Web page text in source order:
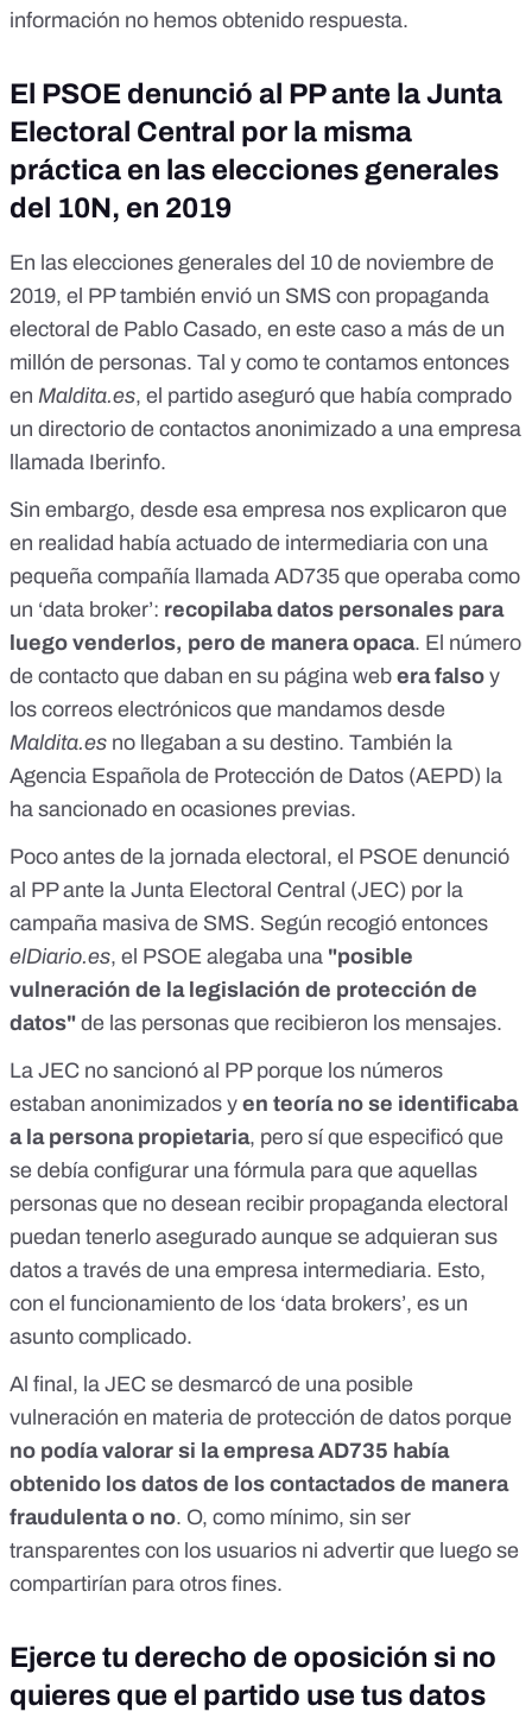
información no hemos obtenido respuesta.
El PSOE denunció al PP ante la Junta
Electoral Central por la misma
práctica en las elecciones generales
del 10N, en 2019
En las elecciones generales del 10 de noviembre de
2019, el PP también envió un SMS con propaganda
electoral de Pablo Casado, en este caso a más de un
millón de personas. Tal y como te contamos entonces
en Maldita.es, el partido aseguró que había comprado
un directorio de contactos anonimizado a una empresa
llamada Iberinfo.
Sin embargo, desde esa empresa nos explicaron que
en realidad había actuado de intermediaria con una
pequeña compañía llamada AD735 que operaba como
un ‘data broker’: recopilaba datos personales para
luego venderlos, pero de manera opaca. El número
de contacto que daban en su página web era falso y
los correos electrónicos que mandamos desde
Maldita.es no llegaban a su destino. También la
Agencia Española de Protección de Datos (AEPD) la
ha sancionado en ocasiones previas.
Poco antes de la jornada electoral, el PSOE denunció
al PP ante la Junta Electoral Central (JEC) por la
campaña masiva de SMS. Según recogió entonces
elDiario.es, el PSOE alegaba una "posible
vulneración de la legislación de protección de
datos" de las personas que recibieron los mensajes.
La JEC no sancionó al PPporque los números
estaban anonimizados y en teoría no se identificaba
a la persona propietaria, pero sí que especificó que
se debía configurar una fórmula para que aquellas
personas que no desean recibir propaganda electoral
puedan tenerlo asegurado aunque se adquieran sus
datos a través de una empresa intermediaria. Esto,
con el funcionamiento de los ‘data brokers’, es un
asunto complicado.
Al final, la JEC se desmarcó de una posible
vulneración en materia de protección de datos porque
no podía valorar si la empresa AD735 había
obtenido los datos de los contactados de manera
fraudulenta o no. O, como mínimo, sin ser
transparentes con los usuarios ni advertir que luego se
compartirían para otros fines.
Ejerce tu derecho de oposición si no
quieres que el partido use tus datos